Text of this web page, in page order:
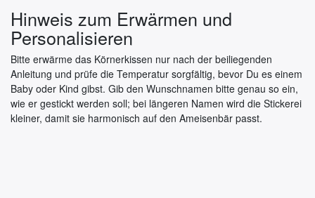
Hinweis zum Erwärmen und
Personalisieren
Bitte erwärme das Körnerkissen nur nach der beiliegenden
Anleitung und prüfe die Temperatur sorgfältig, bevor Du es einem
Baby oder Kind gibst. Gib den Wunschnamen bitte genau so ein,
wie er gestickt werden soll; bei längeren Namen wird die Stickerei
kleiner, damit sie harmonisch auf den Ameisenbär passt.